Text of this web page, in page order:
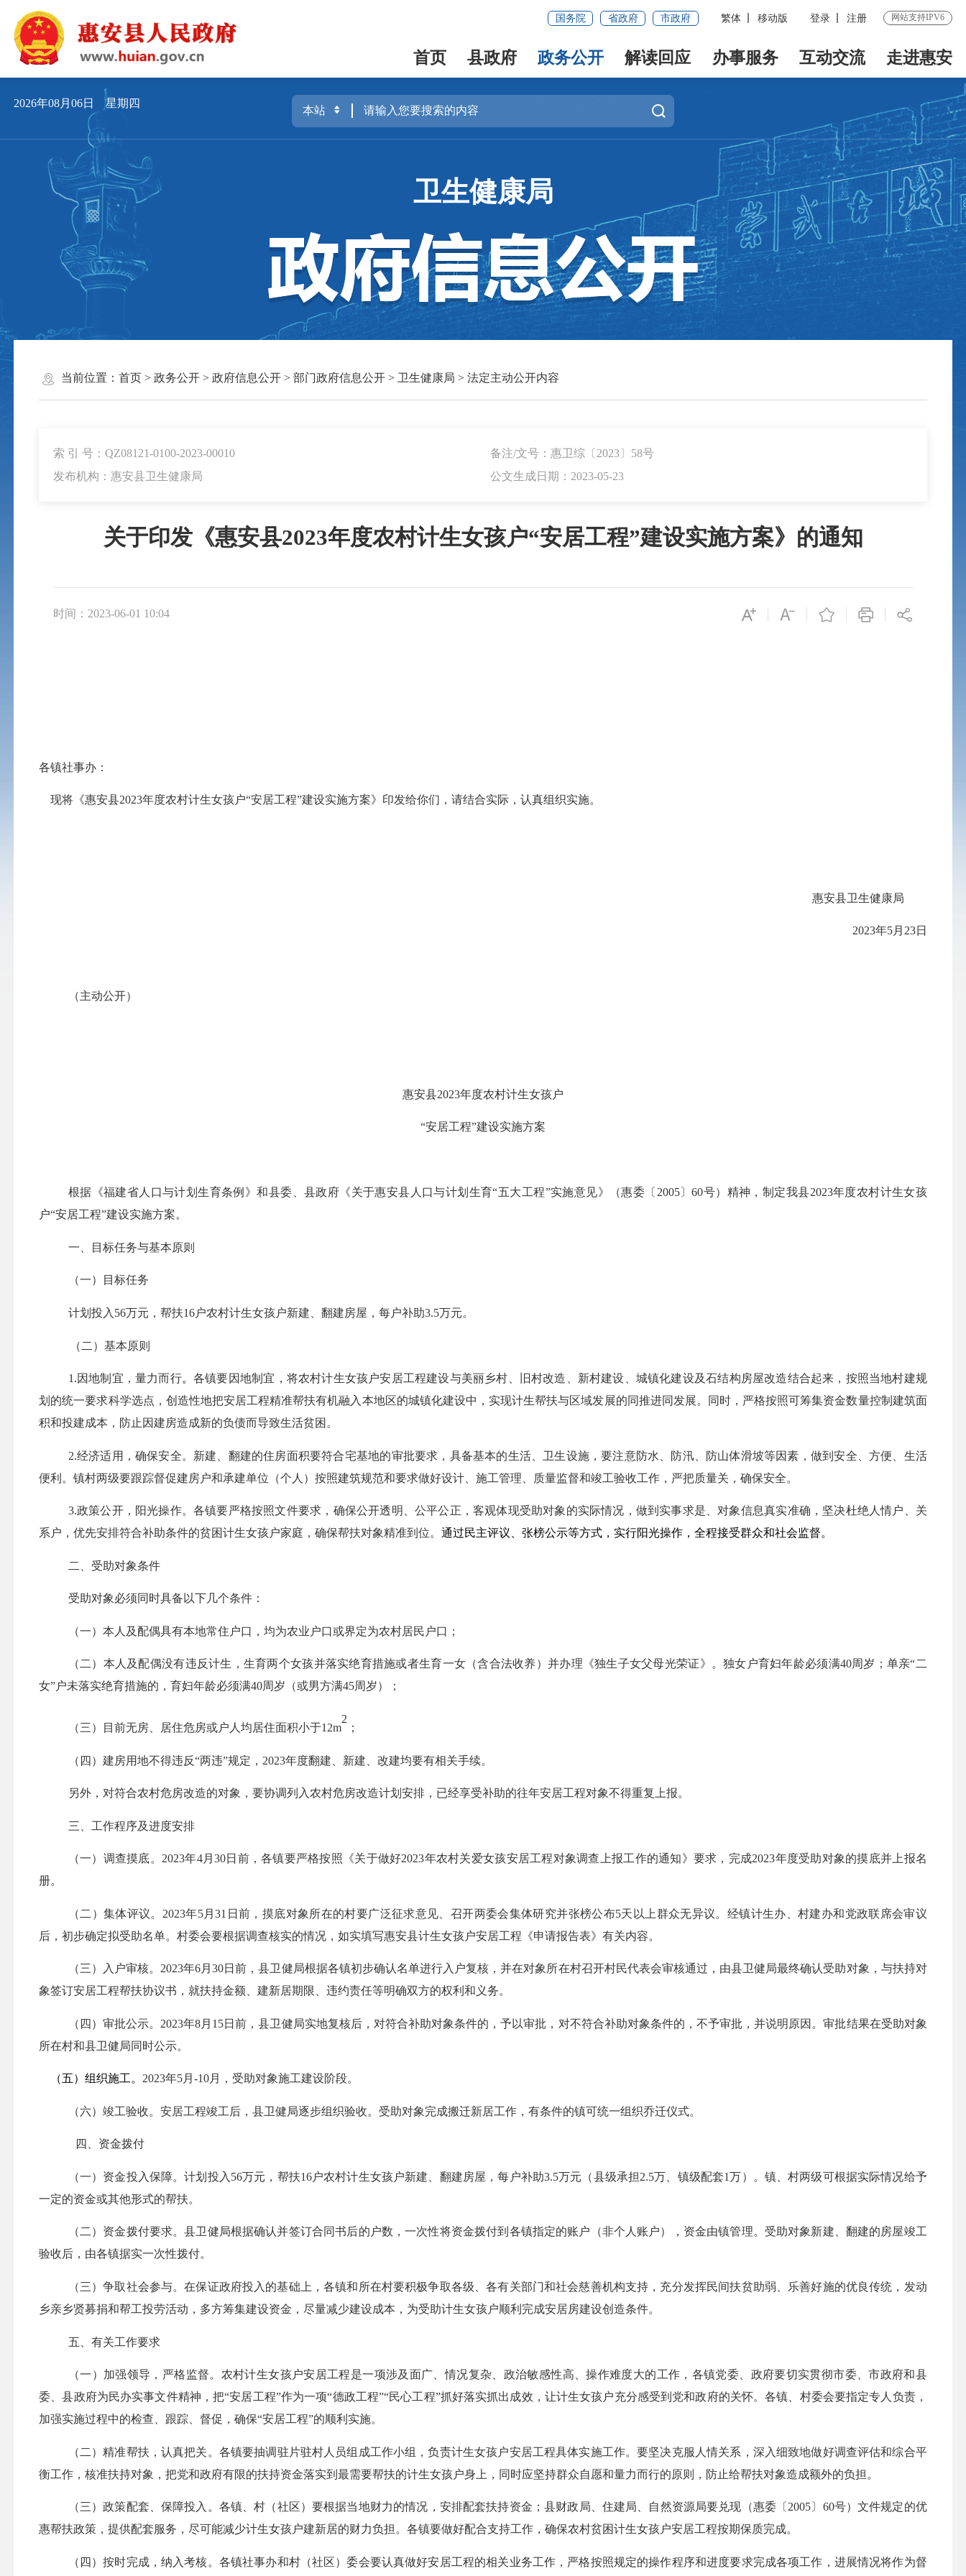
国务院 省政府 市政府 繁体 移动版 登录 注册 网站支持IPV6
首页 县政府 政务公开 解读回应 办事服务 互动交流 走进惠安
2026年08月06日 星期四
卫生健康局
当前位置： 首页> 政务公开> 政府信息公开> 部门政府信息公开> 卫生健康局 > 法定主动公开内容
索 引 号：QZ08121-0100-2023-00010
备注/文号：惠卫综〔2023〕58号
发布机构：惠安县卫生健康局
公文生成日期：2023-05-23
关于印发《惠安县2023年度农村计生女孩户“安居工程”建设实施方案》的通知
时间：2023-06-01 10:04
各镇社事办：
现将《惠安县2023年度农村计生女孩户“安居工程”建设实施方案》印发给你们，请结合实际，认真组织实施。
惠安县卫生健康局
2023年5月 23日
（主动公开）
惠安县2023年度农村计生女孩户
“安居工程”建设实施方案
根据《福建省人口与计划生育条例》和县委、县政府《关于惠安县人口与计划生育“五大工程”实施意见》（惠委〔2005〕60号）精神，制定我县2023年度农村计生女孩
户“安居工程”建设实施方案。
一、目标任务与基本原则
（一）目标任务
计划投入 56万元，帮扶16户农村计生女孩户新建、翻建房屋，每户补助3.5万元。
（二）基本原则
1.因地制宜，量力而行。各镇要因地制宜，将农村计生女孩户安居工程建设与美丽乡村、旧村改造、新村建设、城镇化建设及石结构房屋改造结合起来，按照当地村建规
划的统一要求科学选点，创造性地把安居工程精准帮扶有机融入本地区的城镇化建设中，实现计生帮扶与区域发展的同推进同发展。同时，严格按照可筹集资金数量控制建筑面
积和投建成本，防止因建房造成新的负债而导致生活贫困。
2.经济适用，确保安全。新建、翻建的住房面积要符合宅基地的审批要求，具备基本的生活、卫生设施，要注意防水、防汛、防山体滑坡等因素，做到安全、方便、生活
便利。镇村两级要跟踪督促建房户和承建单位（个人）按照建筑规范和要求做好设计、施工管理、质量监督和竣工验收工作，严把质量关，确保安全。
3.政策公开，阳光操作。各镇要严格按照文件要求，确保公开透明、公平公正，客观体现受助对象的实际情况，做到实事求是、对象信息真实准确， 坚决杜绝人情户、关
系户，优先安排符合补助条件的贫困计生女孩户家庭，确保帮扶对象精准到位。通过民主评议、张榜公示等方式，实行阳光操作，全程接受群众和社会监督。
二、受助对象条件
受助对象必须同时具备以下几个条件：
（一）本人及配偶具有本地常住户口，均为农业户口或界定为农村居民户口；
（二）本人及配偶没有违反计生，生育两个女孩并落实绝育措施或者生育一女（含合法收养）并办理《独生子女父母光荣证》。独女户育妇年龄必须满40周岁；单亲“二
女”户未落实绝育措施的，育妇年龄必须满40周岁（或男方满45周岁）；
（三）目前无房、居住危房或户人均居住面积小于12m
2
；
（四）建房用地不得违反“两违”规定，2023年度翻建、新建、改建均要有相关手续。
另外，对符合农村危房改造的对象，要协调列入农村危房改造计划安排，已经享受补助的往年安居工程对象不得重复上报。
三、工作程序及进度安排
（一）调查摸底。 2023年4月30日前，各镇要严格按照 《关于做好2023年农村关爱女孩安居工程对象调查上报工作的通知》要求，完成2023年度受助对象的摸底并上报名
册。
（二）集体评议。 2023年5月31日前，摸底对象所在的村要广泛征求意见、召开两委会集体研究并张榜公布5天以上群众无异议。经镇计生办、村建办和党政联席会审议
后，初步确定拟受助名单。村委会要根据调查核实的情况，如实填写惠安县计生女孩户安居工程《申请报告表》有关内容。
（三）入户审核。 2023年6月30日前，县卫健局根据各镇初步确认名单进行入户复核，并在对象所在村召开村民代表会审核通过，由县卫健局最终确认受助对象，与扶持对
象签订安居工程帮扶协议书，就扶持金额、建新居期限、违约责任等明确双方的权利和义务。
（四）审批公示。 2023年8月15日前，县卫健局实地复核后，对符合补助对象条件的，予以审批，对不符合补助对象条件的，不予审批，并说明原因。审批结果在受助对象
所在村和县卫健局同时公示。
（五）组织施工。 2023年5月-10月，受助对象施工建设阶段。
（六）竣工验收。 安居工程竣工后，县卫健局逐步组织验收。受助对象完成搬迁新居工作，有条件的镇可统一组织乔迁仪式。
四、资金拨付
（一）资金投入保障。计划投入 56万元，帮扶16户农村计生女孩户新建、翻建房屋，每户补助3.5万元（县级承担2.5万、镇级配套1万）。镇、村两级可根据实际情况给予
一定的资金或其他形式的帮扶。
（二）资金拨付要求。县卫健局根据确认并签订合同书后的户数，一次性将资金拨付到各镇指定的账户（非个人账户），资金由镇管理。受助对象新建、翻建的房屋竣工
验收后，由各镇据实一次性拨付。
（三）争取社会参与。在保证政府投入的基础上，各镇和所在村要积极争取各级、各有关部门和社会慈善机构支持，充分发挥民间扶贫助弱、乐善好施的优良传统，发动
乡亲乡贤募捐和帮工投劳活动，多方筹集建设资金，尽量减少建设成本，为受助计生女孩户顺利完成安居房建设创造条件。
五、有关工作要求
（一） 加强领导，严格监督。 农村计生女孩户安居工程是一项涉及面广、情况复杂、政治敏感性高、操作难度大的工作，各镇党委、政府要切实贯彻市委、市政府和县
委、县政府为民办实事文件精神，把“安居工程”作为一项“德政工程”“民心工程”抓好落实抓出成效，让计生女孩户充分感受到党和政府的关怀。各镇、村委会要指定专人负责，
加强实施过程中的检查、跟踪、督促，确保“安居工程”的顺利实施。
（二）精准帮扶，认真把关。 各镇要抽调驻片驻村人员组成工作小组，负责计生女孩户安居工程具体实施工作。要坚决克服人情关系，深入细致地做好调查评估和综合平
衡工作，核准扶持对象，把党和政府有限的扶持资金落实到最需要帮扶的计生女孩户身上，同时应坚持群众自愿和量力而行的原则，防止给帮扶对象造成额外的负担。
（三）政策配套、保障投入 。 各镇、村（社区）要根据当地财力的情况，安排配套扶持资金；县财政局、住建局、自然资源局要兑现（惠委〔 2005〕60号）文件规定的优
惠帮扶政策，提供配套服务，尽可能减少计生女孩户建新居的财力负担。各镇要做好配合支持工作，确保农村贫困计生女孩户安居工程按期保质完成。
（四）按时完成，纳入考核。 各镇社事办和村（社区）委会要认真做好安居工程的相关业务工作，严格按照规定的操作程序和进度要求完成各项工作，进展情况将作为督